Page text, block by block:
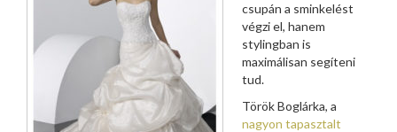
csupán a sminkelést
végzi el, hanem
stylingban is
maximálisan segíteni
tud.
Török Boglárka, a
nagyon tapasztalt